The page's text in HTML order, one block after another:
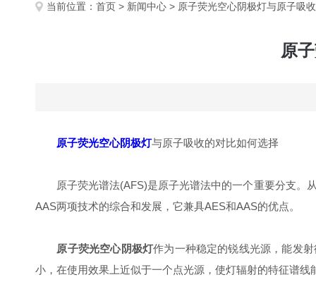
当前位置： 首页 > 新闻中心 > 原子荧光空心阴极灯与原子吸
原
原子荧光空心阴极灯与原子吸收的对比如何选择
原子荧光谱法(AFS)是原子光谱法中的一个重要分支。从
AAS两项技术的综合和发展，它兼具AES和AAS的优点。
原子荧光空心阴极灯作为一种稳定的锐线光源，能发
小，在使用效果上近似于一个点光源，使灯辐射的特征谱